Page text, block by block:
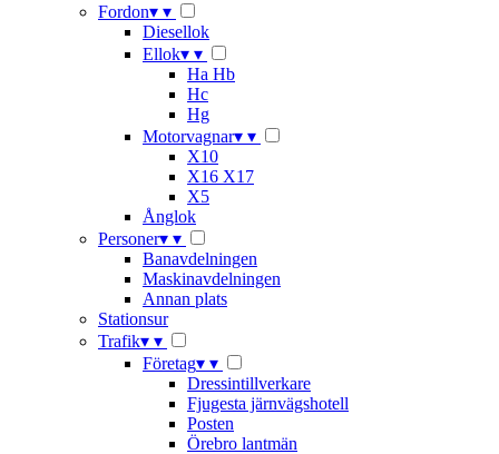
Fordon▾ ▾
Diesellok
Ellok▾ ▾
Ha Hb
Hc
Hg
Motorvagnar▾ ▾
X10
X16 X17
X5
Ånglok
Personer▾ ▾
Banavdelningen
Maskinavdelningen
Annan plats
Stationsur
Trafik▾ ▾
Företag▾ ▾
Dressintillverkare
Fjugesta järnvägshotell
Posten
Örebro lantmän